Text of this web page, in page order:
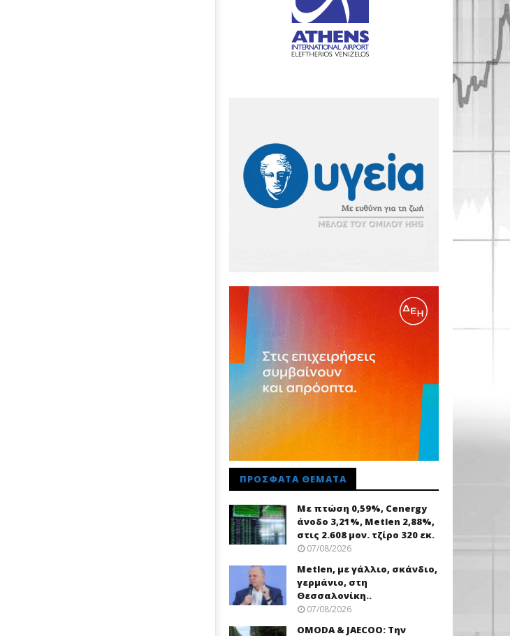
ΠΡΌΣΦΑΤΑ ΘΈΜΑΤΑ
Με πτώση 0,59%, Cenergy
άνοδο 3,21%, Metlen 2,88%,
στις 2.608 μον. τζίρο 320 εκ.
07/08/2026
Metlen, με γάλλιο, σκάνδιο,
γερμάνιο, στη
Θεσσαλονίκη..
07/08/2026
OMODA & JAECOO: Την